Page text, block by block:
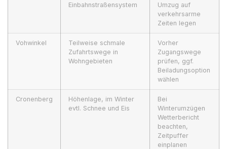
Einbahnstraßensystem
Umzug auf
verkehrsarme
Zeiten legen
Vohwinkel
Teilweise schmale
Zufahrtswege in
Wohngebieten
Vorher
Zugangswege
prüfen, ggf.
Beiladungsoption
wählen
Cronenberg
Höhenlage, im Winter
evtl. Schnee und Eis
Bei
Winterumzügen
Wetterbericht
beachten,
Zeitpuffer
einplanen